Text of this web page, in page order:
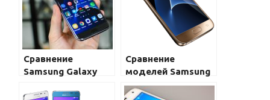
Сравнение
Samsung Galaxy
Сравнение
моделей Samsung
Galaxy S2 и Galaxy
S20